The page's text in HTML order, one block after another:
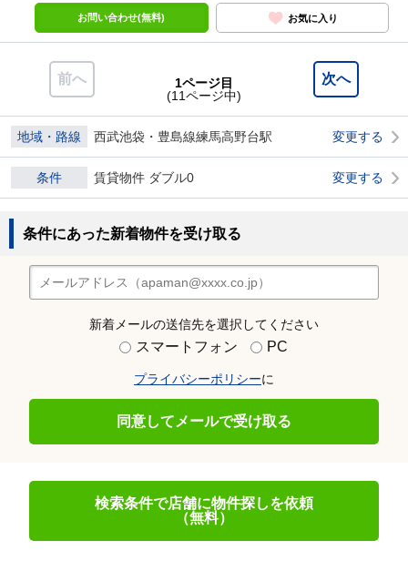
お問い合わせ(無料) お気に入り
前へ 次へ
1ページ目
(11ページ中)
地域・路線 西武池袋・豊島線練馬高野台駅 変更する
条件 賃貸物件 ダブル0 変更する
条件にあった新着物件を受け取る
新着メールの送信先を選択してください
スマートフォン PC
プライバシーポリシーに
同意してメールで受け取る
検索条件で店舗に物件探しを依頼
（無料）